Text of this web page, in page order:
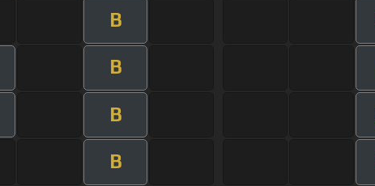
B
B
B
B